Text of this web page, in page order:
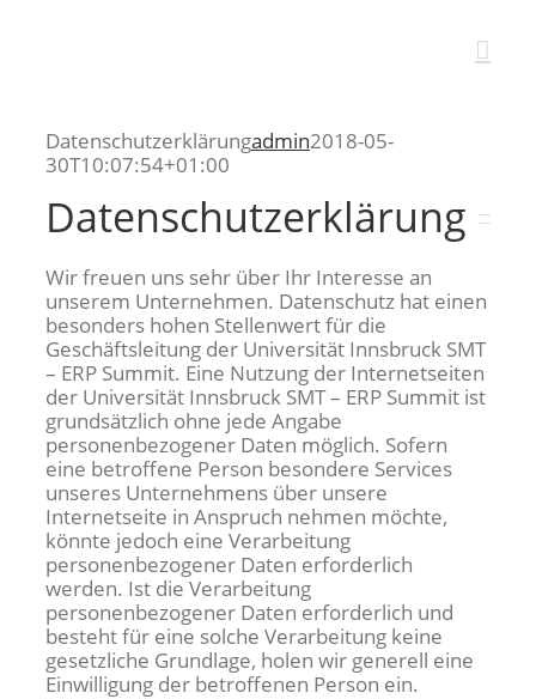
Datenschutzerklärungadmin2018-05-
30T10:07:54+01:00
Datenschutzerklärung
Wir freuen uns sehr über Ihr Interesse an
unserem Unternehmen. Datenschutz hat einen
besonders hohen Stellenwert für die
Geschäftsleitung der Universität Innsbruck SMT
– ERP Summit. Eine Nutzung der Internetseiten
der Universität Innsbruck SMT – ERP Summit ist
grundsätzlich ohne jede Angabe
personenbezogener Daten möglich. Sofern
eine betroffene Person besondere Services
unseres Unternehmens über unsere
Internetseite in Anspruch nehmen möchte,
könnte jedoch eine Verarbeitung
personenbezogener Daten erforderlich
werden. Ist die Verarbeitung
personenbezogener Daten erforderlich und
besteht für eine solche Verarbeitung keine
gesetzliche Grundlage, holen wir generell eine
Einwilligung der betroffenen Person ein.